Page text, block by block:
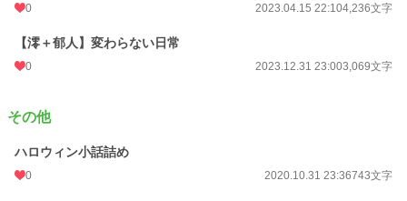
0 2023.04.15 22:104,236文字
【澪＋郁人】変わらない日常
0 2023.12.31 23:003,069文字
その他
ハロウィン小話詰め
0 2020.10.31 23:36743文字